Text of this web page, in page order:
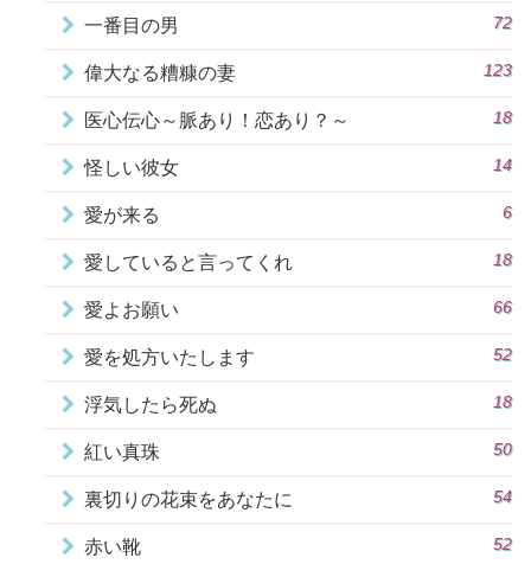
一番目の男 72
偉大なる糟糠の妻 123
医心伝心～脈あり！恋あり？～ 18
怪しい彼女 14
愛が来る 6
愛していると言ってくれ 18
愛よお願い 66
愛を処方いたします 52
浮気したら死ぬ 18
紅い真珠 50
裏切りの花束をあなたに 54
赤い靴 52